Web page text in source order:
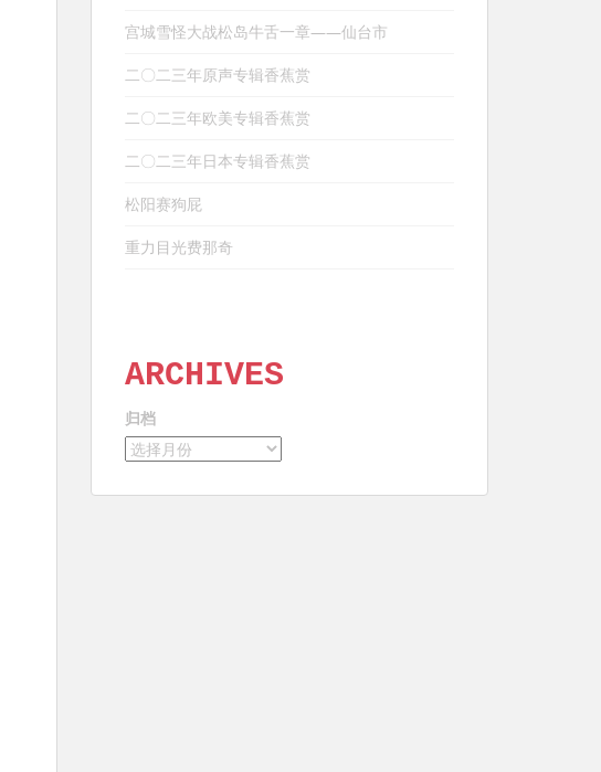
宫城雪怪大战松岛牛舌一章——仙台市
二〇二三年原声专辑香蕉赏
二〇二三年欧美专辑香蕉赏
二〇二三年日本专辑香蕉赏
松阳赛狗屁
重力目光费那奇
ARCHIVES
归档